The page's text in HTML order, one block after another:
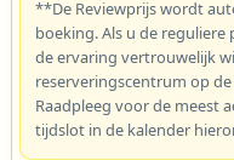
**De Reviewprijs wordt
boeking. Als u de
de ervaring vertrouwelijk
reserveringscentrum op
Raadpleeg voor de meest
tijdslot in de kalender